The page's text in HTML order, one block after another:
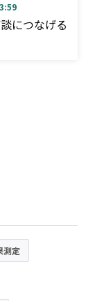
につなげる
測定